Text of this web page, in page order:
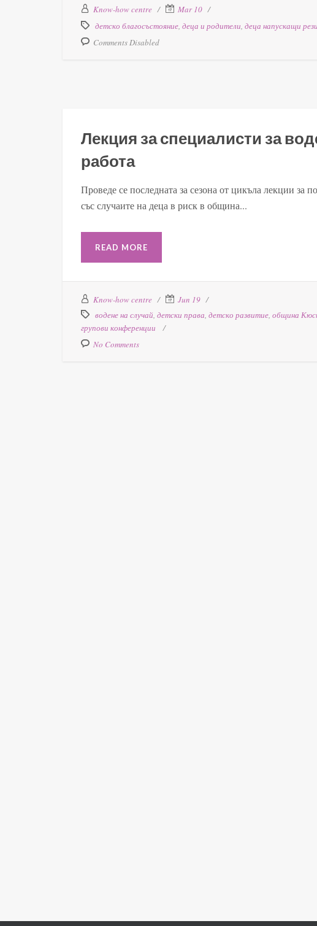
Know-how centre
Mar 10
детско благосъстояние, деца и родители, деца напускащи
Comments Disabled
Лекция за специалисти за
работа
Проведе се последната за сезона от цикъла лекции за
със случаите на деца в риск в община...
READ MORE
Know-how centre
Jun 19
водене на случай, детски права, детско развитие, община
групови конференции
No Comments